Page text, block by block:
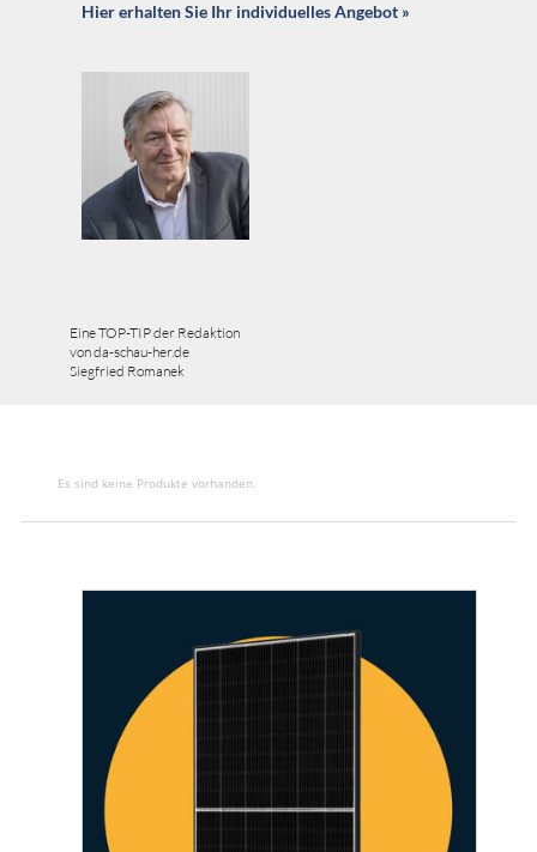
Hier erhalten Sie Ihr individuelles Angebot »
Eine TOP-TIP der Redaktion
von da-schau-her.de
Siegfried Romanek
Es sind keine Produkte vorhanden.